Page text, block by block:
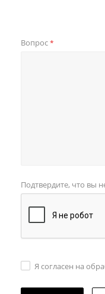
Вопрос*
Подтвердите, что вы
Я согласен на